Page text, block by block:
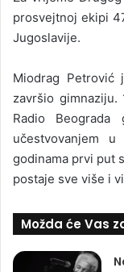
prosvejtnoj ekipi
Jugoslavije.
Miodrag
završio
Radio
učestvovanjem
godinama prvi put
postaje sve više i
Možda će Vas